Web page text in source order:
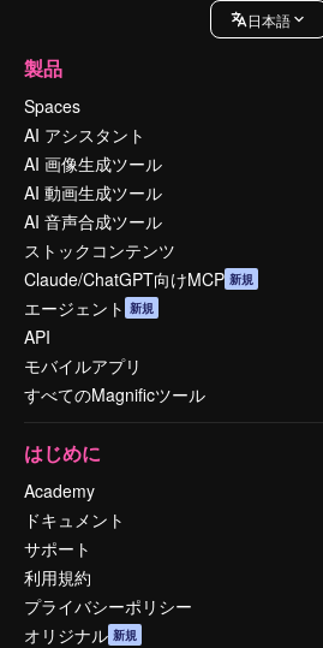
日本語
製品
Spaces
AI アシスタント
AI 画像生成ツール
AI 動画生成ツール
AI 音声合成ツール
ストックコンテンツ
Claude/ChatGPT向けMCP 新規
エージェント 新規
API
モバイルアプリ
すべてのMagnificツール
はじめに
Academy
ドキュメント
サポート
利用規約
プライバシーポリシー
オリジナル 新規